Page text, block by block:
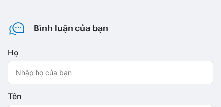
Bình luận của bạn
Họ
Tên